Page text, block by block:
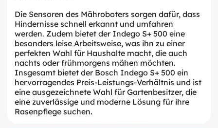
Die Sensoren des Mähroboters sorgen dafür, dass
Hindernisse schnell erkannt und umfahren
werden. Zudem bietet der Indego S+ 500 eine
besonders leise Arbeitsweise, was ihn zu einer
perfekten Wahl für Haushalte macht, die auch
nachts oder frühmorgens mähen möchten.
Insgesamt bietet der Bosch Indego S+ 500 ein
hervorragendes Preis-Leistungs-Verhältnis und ist
eine ausgezeichnete Wahl für Gartenbesitzer, die
eine zuverlässige und moderne Lösung für ihre
Rasenpflege suchen.